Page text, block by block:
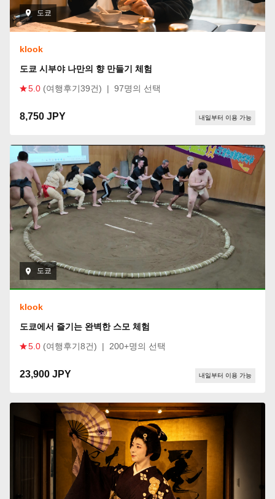
도쿄
klook
도쿄 시부야 나만의 향 만들기 체험
5.0 (여행후기39건) | 97명의 선택
8,750 JPY 내일부터 이용 가능
도쿄
klook
도쿄에서 즐기는 완벽한 스모 체험
5.0 (여행후기8건) | 200+명의 선택
23,900 JPY 내일부터 이용 가능